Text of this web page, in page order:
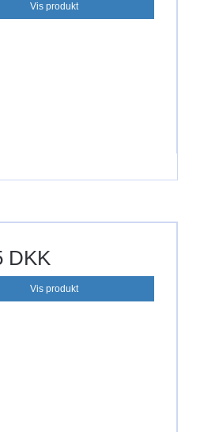
Vis produkt
DKK
Vis produkt